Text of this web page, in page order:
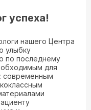
успеха!
нашего Центра
улыбку
по последнему
для
современным